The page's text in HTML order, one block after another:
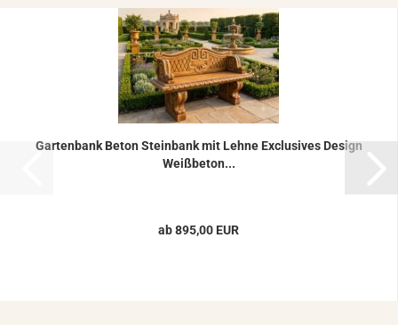
Gar­ten­bank Beton Stein­bank mit Lehne Ex­clu­si­ves De­sign
Weiß­be­ton...
ab 895,00 EUR